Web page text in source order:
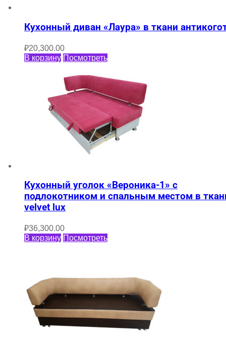
Кухонный диван «Лаура» в ткани
₽20,300.00
В корзину Посмотреть
Кухонный уголок «Вероника-1» с
подлокотником и спальным местом в
velvet lux
₽36,300.00
В корзину Посмотреть